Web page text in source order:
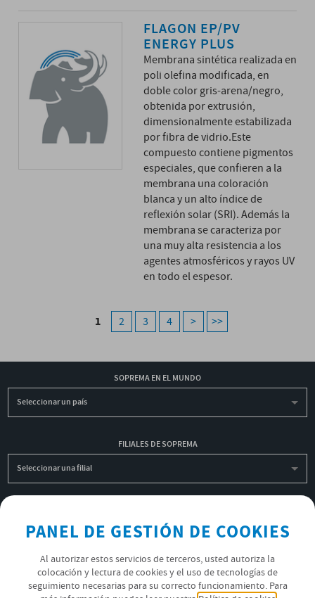
FLAGON EP/PV
ENERGY PLUS
Membrana sintética realizada en
poli olefina modificada, en
doble color gris-arena/negro,
obtenida por extrusión,
dimensionalmente estabilizada
por fibra de vidrio.Este
compuesto contiene pigmentos
especiales, que confieren a la
membrana una coloración
blanca y un alto índice de
reflexión solar (SRI). Además la
membrana se caracteriza por
una muy alta resistencia a los
agentes atmosféricos y rayos UV
en todo el espesor.
1 2 3 4 > >>
SOPREMA EN EL MUNDO
Seleccionar un país
FILIALES DE SOPREMA
Seleccionar una filial
OK
POLÍTICA DE PRIVACIDAD
PANEL DE GESTIÓN DE COOKIES
Al autorizar estos servicios de terceros, usted autoriza la
colocación y lectura de cookies y el uso de tecnologías de
seguimiento necesarias para su correcto funcionamiento. Para